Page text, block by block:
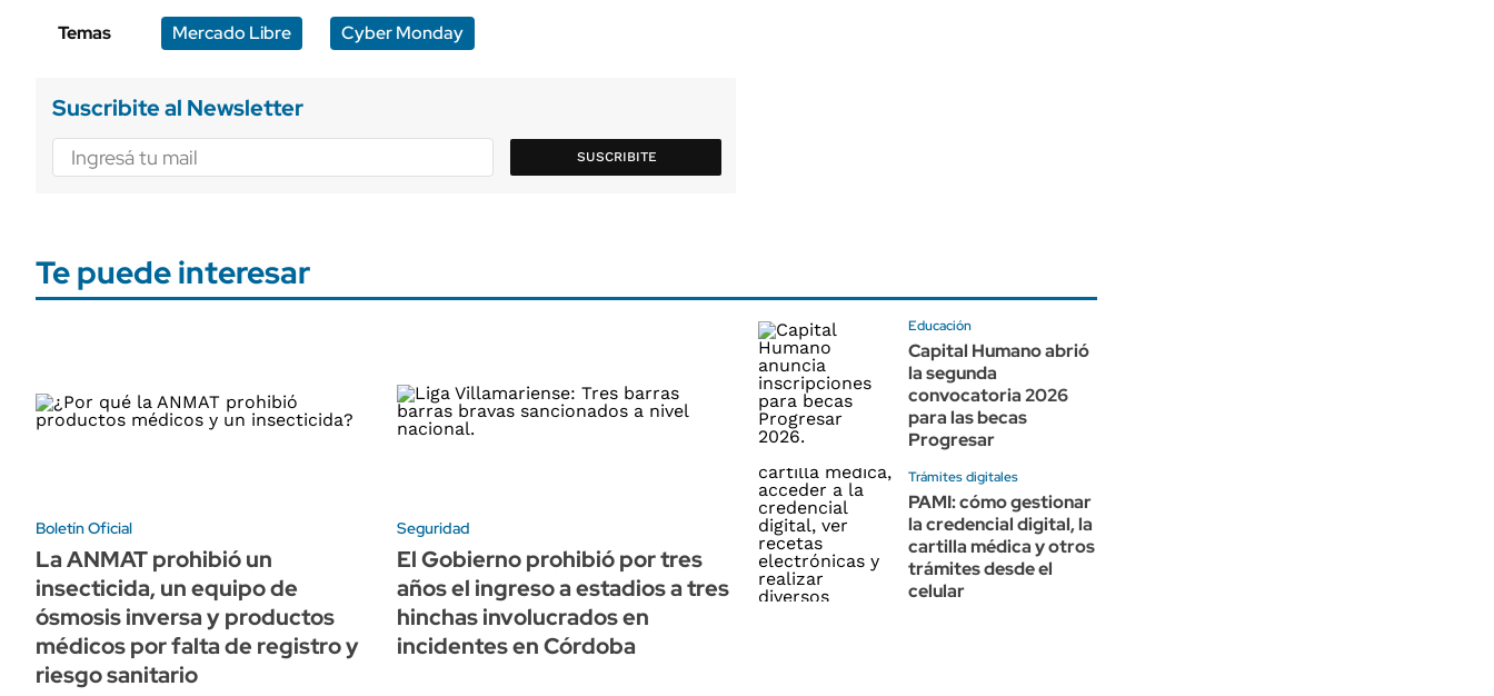
Temas Mercado Libre Cyber Monday
Suscribite al Newsletter
SUSCRIBITE
Te puede interesar
Boletín Oficial
La ANMAT prohibió un
insecticida, un equipo de
ósmosis inversa y productos
médicos por falta de registro y
riesgo sanitario
Seguridad
El Gobierno prohibió por tres
años el ingreso a estadios a tres
hinchas involucrados en
incidentes en Córdoba
Educación
Capital Humano abrió
la segunda
convocatoria 2026
para las becas
Progresar
Trámites digitales
PAMI: cómo gestionar
la credencial digital, la
cartilla médica y otros
trámites desde el
celular